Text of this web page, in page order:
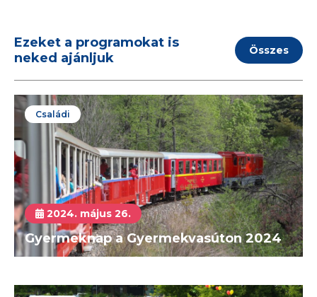
Ezeket a programokat is
neked ajánljuk
Összes
Családi
2024. május 26.
Gyermeknap a Gyermekvasúton 2024